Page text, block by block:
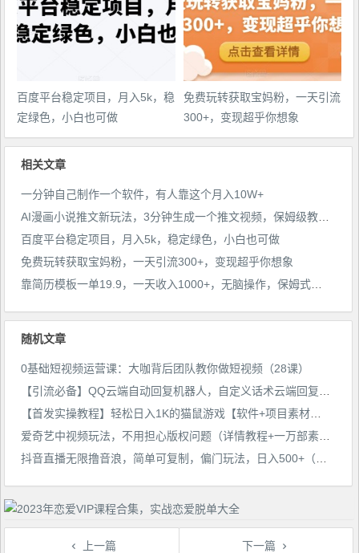
百度平台稳定项目，月入5k，稳
定绿色，小白也可做
免费玩转获取宝妈粉，一天引流
300+，变现超乎你想象
相关文章
一分钟自己制作一个软件，有人靠这个月入10W+
百度平台稳定项目，月入5k，稳定绿色，小白也可做
免费玩转获取宝妈粉，一天引流300+，变现超乎你想象
随机文章
0基础短视频运营课：大咖背后团队教你做短视频（28课）
上一篇
下一篇